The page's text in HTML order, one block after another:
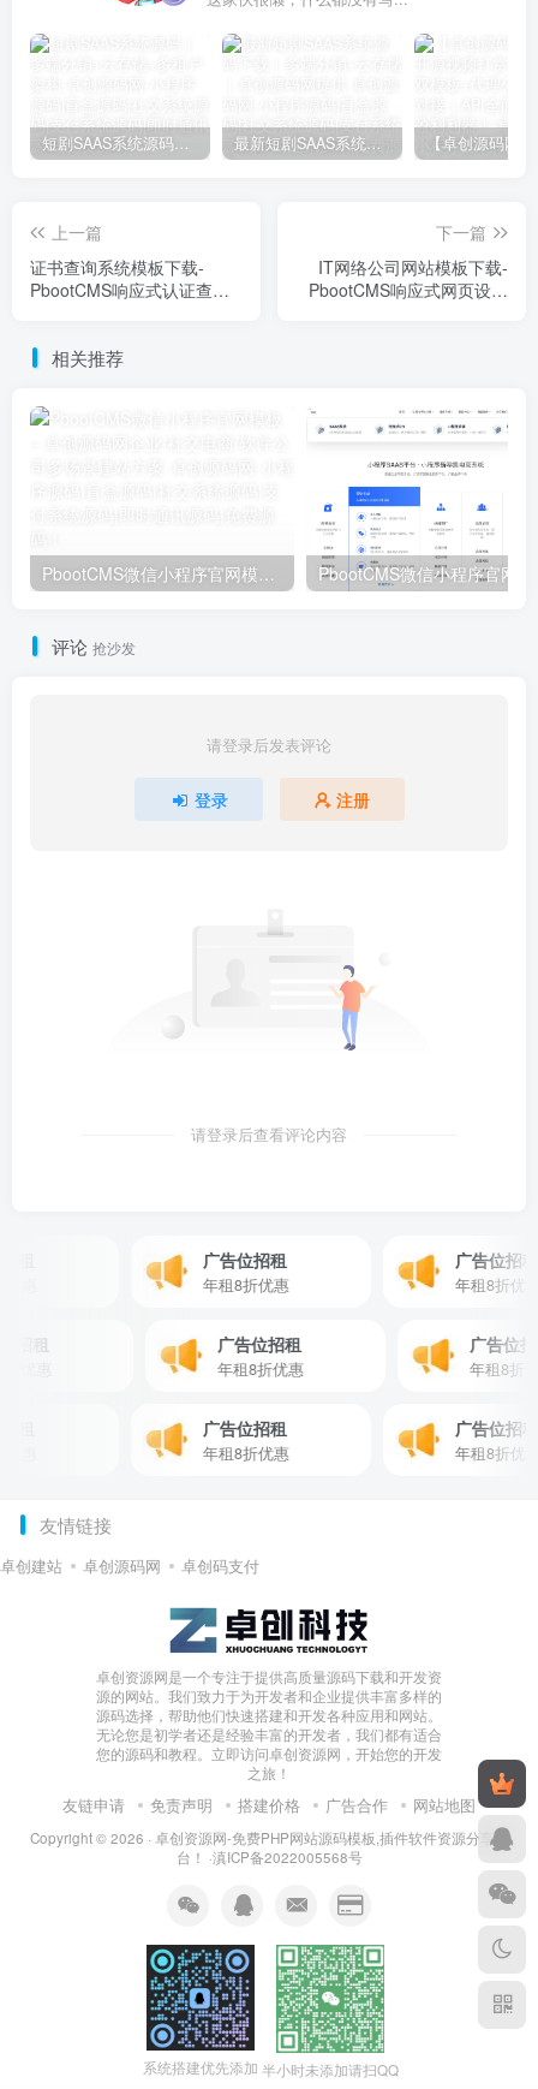
短剧SAAS系统源码｜多端分销+云存储+多租户架构 最新短剧SAAS系统源码下载｜多端分销+云存储｜卓创源码网提供
上一篇
证书查询系统模板下载-
PbootCMS响应式认证查询
下一篇
IT网络公司网站模板下载-
PbootCMS响应式网页设计
相关推荐
PbootCMS微信小程序官网模板 – 卓创源码网企业/社交电商/软件公司多场景建站方案
评论 抢沙发
请登录后发表评论
登录 注册
请登录后查看评论内容
广告位招租
年租8折优惠
广告位招租
年租8折优惠
位招租 广告位招租
年租8折优惠
广告
年租8
广告位招租
年租8折优惠
广告位招租
年租8折优惠
友情链接
卓创建站 卓创源码网 卓创码支付
卓创资源网是一个专注于提供高质量源码下载和开发资
源的网站。我们致力于为开发者和企业提供丰富多样的
源码选择，帮助他们快速搭建和开发各种应用和网站。
无论您是初学者还是经验丰富的开发者，我们都有适合
您的源码和教程。立即访问卓创资源网，开始您的开发
之旅！
友链申请 免责声明 搭建价格 广告合作 网站地图
Copyright © 2026 · 卓创资源网-免费PHP网站源码模板,插件软件资源分享平
台！ ·滇ICP备2022005568号
系统搭建优先添加 半小时未添加请扫QQ